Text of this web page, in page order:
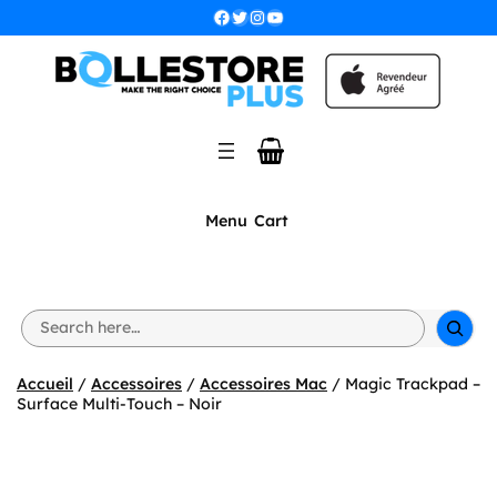
Facebook Twitter InstagramYouTube
Menu Cart
S
e
r
c
Accueil / Accessoires / Accessoires Mac / Magic Trackpad –
Surface Multi-Touch – Noir